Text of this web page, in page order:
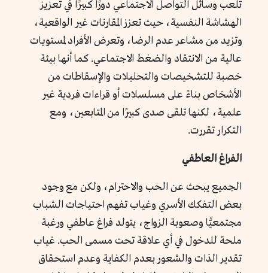
تلعب وسائل التواصل الاجتماعي دورًا كبيرًا في تعزيز
الهشاشة النفسية، حيث تعزز المقارنات غير الواقعية،
وتزيد من مشاعر عدم الرضا، وتعرض الأفراد لمستويات
عالية من الانتقاد والضغط الاجتماعي. كما أنها بيئة
خصبة للتشخيصات والتحليلات والإسقاطات من
الأشخاص بناءً على مسلسلات أو قراءات فردية غير
علمية، لكنها تلقى صدى كبيرًا من المتابعين، ومع
التكرار تقررت.
الفراغ العاطفي
الجميع يبحث عن الحب والاحترام، ولكن مع وجود
بعض التفكك الأسري وغياب تفهم احتياجات الشباب
مجتمعيًّا وصعوبة الزواج، يتولد فراغ عاطفي ورغبة
ملحة للدخول في أي علاقة تحت مسمى الحب. غياب
تقدير الذات والشعور بعدم الكفاية وعدم استحقاق